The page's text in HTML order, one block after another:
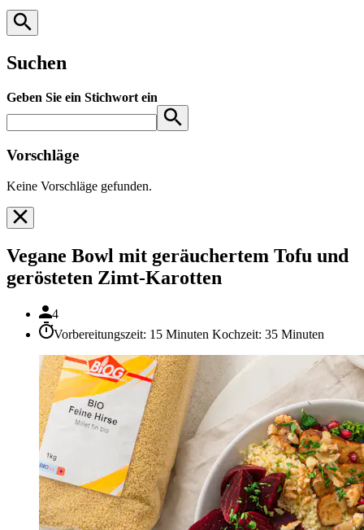
Suchen
Geben Sie ein Stichwort ein
Vorschläge
Keine Vorschläge gefunden.
Vegane Bowl mit geräuchertem Tofu und
gerösteten Zimt-Karotten
4
Vorbereitungszeit: 15 Minuten Kochzeit: 35 Minuten